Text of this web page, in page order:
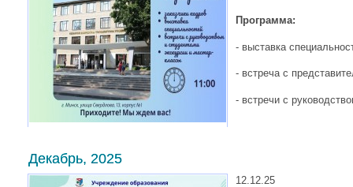
Программа:
- выставка
- встреча с
- встречи с
Декабрь, 2025
12.12.25